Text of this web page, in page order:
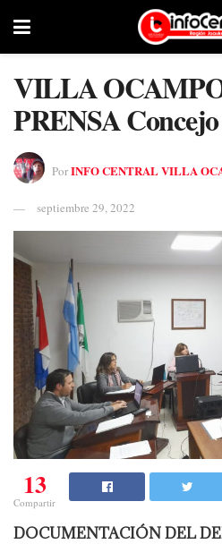
VILLA
PRENSA
PorINFO CENTRAL VILLA
septiembre 29, 2022
13
Compartir
DOCUMENTACIÓN DEL